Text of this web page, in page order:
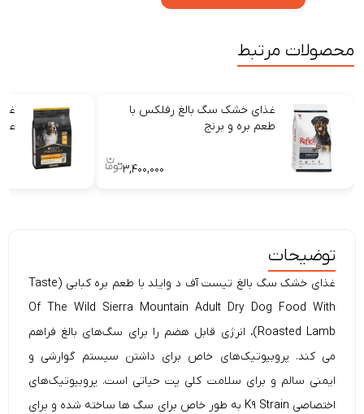
محصولات مرتبط
غذای خشک سگ بالغ رفلکس با
طعم بره و برنج
۳,۴۰۰,۰۰۰
توضیحات
غذای خشک سگ بالغ
تیست آف د وایلد با طعم بره کبابی (Taste
Of The Wild Sierra Mountain Adult Dry Dog Food With
Roasted Lamb)، انرژی قابل هضم را برای سگ‌های بالغ فراهم
می کند. پروبیوتیک‌های خاص برای داشتن سیستم گوارشی و
ایمنی سالم و برای سلامت کلی پت حیاتی است. پروبیوتیک‌های
اختصاصی K۹ Strain به طور خاص برای سگ‌ ها ساخته شده و برای